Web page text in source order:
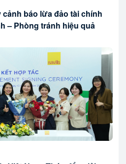
báo lừa đảo tài chính
– Phòng tránh hiệu quả